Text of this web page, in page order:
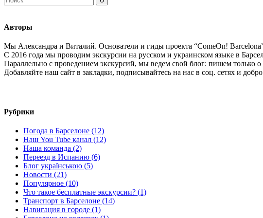
Авторы
Мы Александра и Виталий. Основатели и гиды проекта “ComeOn!
С 2016 года мы проводим экскурсии на русском и украинском языке в
Параллельно с проведением экскурсий, мы ведем свой блог: пишем только
Добавляйте наш сайт в закладки, подписывайтесь на нас в соц. сетях и
Рубрики
Погода в Барселоне (12)
Наш You Tube канал (12)
Наша команда (2)
Переезд в Испанию (6)
Блог українською (5)
Новости (21)
Популярное (10)
Что такое бесплатные экскурсии? (1)
Транспорт в Барселоне (14)
Навигация в городе (1)